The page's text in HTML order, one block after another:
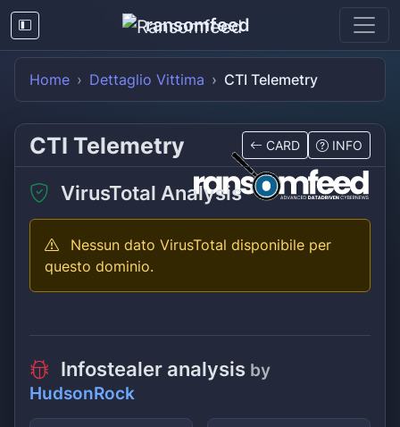
ransomfeed
Home Dettaglio Vittima CTI Telemetry
CTI Telemetry CARD INFO
VirusTotal Analysis
Nessun dato VirusTotal disponibile per
questo dominio.
Infostealer analysis by
HudsonRock